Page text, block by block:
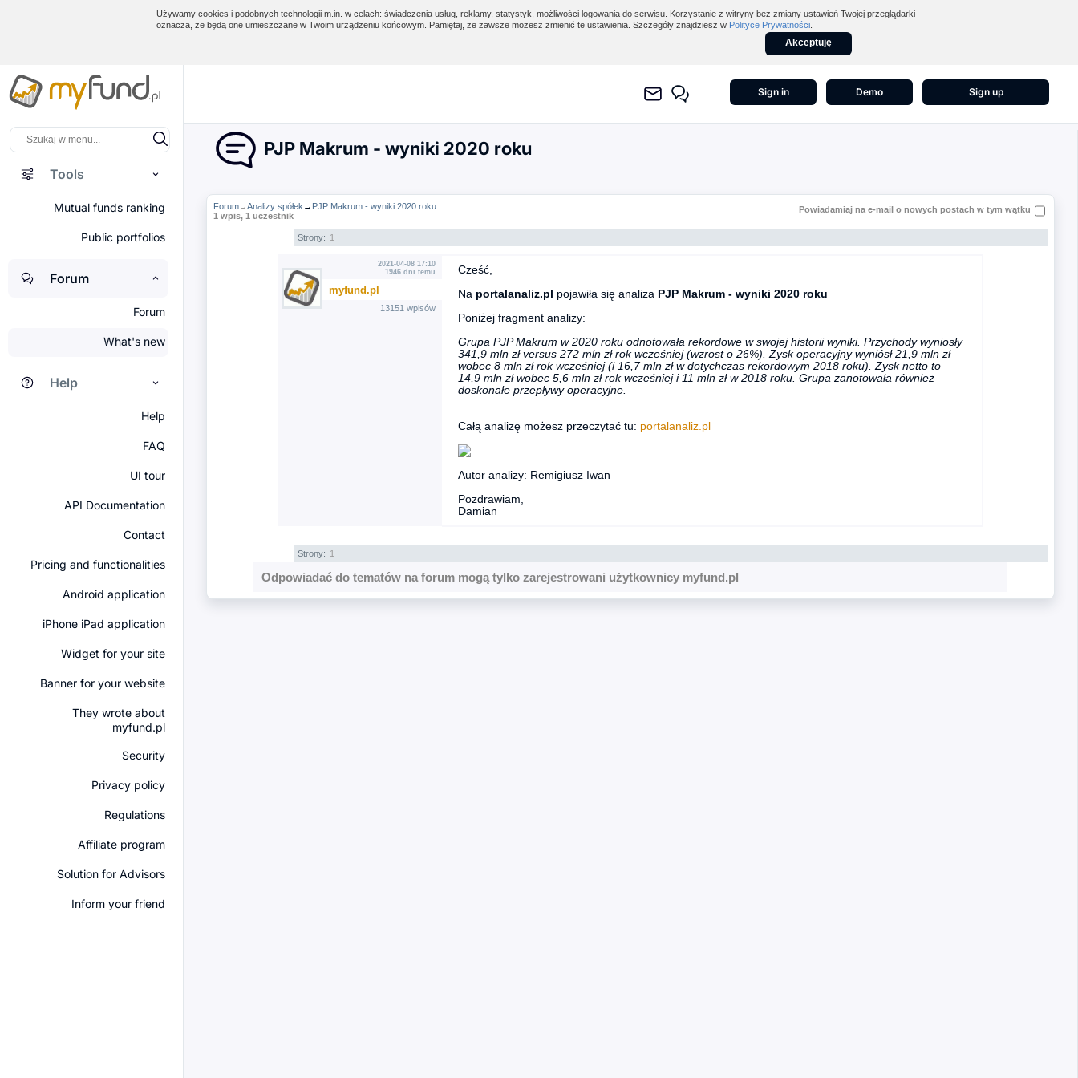
Używamy cookies i podobnych technologii m.in. w celach: świadczenia usług, reklamy, statystyk, możliwości logowania do serwisu. Korzystanie z witryny bez zmiany ustawień Twojej przeglądarki
oznacza, że będą one umieszczane w Twoim urządzeniu końcowym. Pamiętaj, że zawsze możesz zmienić te ustawienia. Szczegóły znajdziesz w Polityce Prywatności
Akceptuję
Tools
Mutual funds ranking
Public portfolios
Forum
Forum
What's new
Help
Help
FAQ
UI tour
API Documentation
Contact
Pricing and functionalities
Android application
iPhone iPad application
Widget for your site
Banner for your website
They wrote about
myfund.pl
Security
Privacy policy
Regulations
Affiliate program
Solution for Advisors
Inform your friend
Sign in Demo Sign up
PJP Makrum - wyniki 2020 roku
Forum→Analizy spółek → PJP Makrum - wyniki 2020 roku
1 wpis, 1 uczestnik
Powiadamiaj na e-mail o nowych postach w tym wątku
Strony: 1
2021-04-08 17:10
1946 dni temu
myfund.pl
13151 wpisów
Cześć,
Na portalanaliz.pl pojawiła się analiza PJP Makrum - wyniki 2020 roku
Poniżej fragment analizy:
Grupa PJP Makrum w 2020 roku odnotowała rekordowe w swojej historii wyniki. Przychody wyniosły
341,9 mln zł versus 272 mln zł rok wcześniej (wzrost o 26%). Zysk operacyjny wyniósł 21,9 mln zł
wobec 8 mln zł rok wcześniej (i 16,7 mln zł w dotychczas rekordowym 2018 roku). Zysk netto to
14,9 mln zł wobec 5,6 mln zł rok wcześniej i 11 mln zł w 2018 roku. Grupa zanotowała również
doskonałe przepływy operacyjne.
Całą analizę możesz przeczytać tu: portalanaliz.pl
Autor analizy: Remigiusz Iwan
Pozdrawiam,
Damian
Strony: 1
Odpowiadać do tematów na forum mogą tylko zarejestrowani użytkownicy myfund.pl